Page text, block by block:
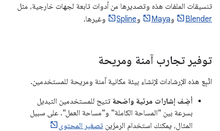
تنسيقات الملفات هذه وتصديرها من أدوات تابعة لجهات خارجية، مثل
Blender
وMaya وSpline وغيرها.
توفير تجارب آمنة ومريحة
اتّبِع هذه الإرشادات لإنشاء بيئة مكانية آمنة ومريحة للمستخدمين.
أضِف إشارات مرئية واضحة تتيح للمستخدمين التبديل
بسرعة بين "المساحة الكاملة" و"مساحة العمل". على سبيل
المثال، يمكنك استخدام الرمزَين تصغير المحتوى